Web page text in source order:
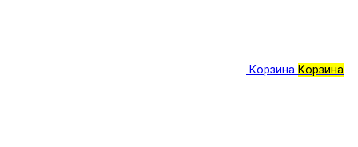
Корзина Корзина